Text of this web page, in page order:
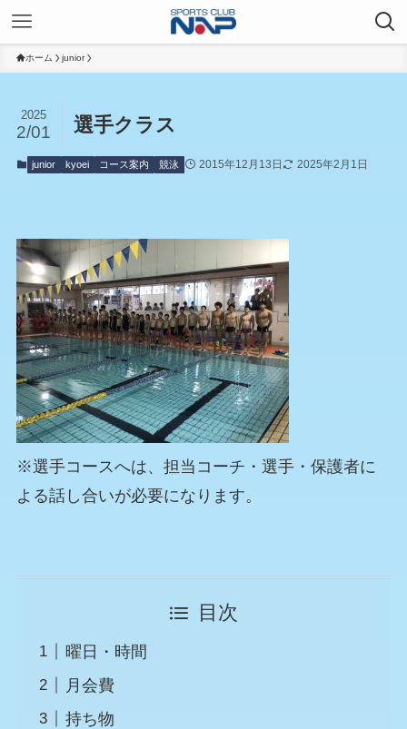
ホーム junior
選手クラス
2025
2/01
junior kyoei コース案内 競泳 2015年12月13日 2025年2月1日
※選手コースへは、担当コーチ・選手・保護者に
よる話し合いが必要になります。
目次
曜日・時間
月会費
持ち物